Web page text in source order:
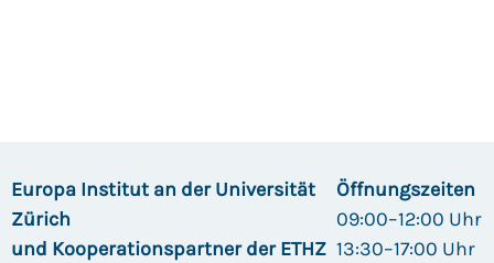
Europa Institut an der Universität
Zürich
und Kooperationspartner der ETHZ
Öffnungszeiten
09:00–12:00 Uhr
13:30–17:00 Uhr